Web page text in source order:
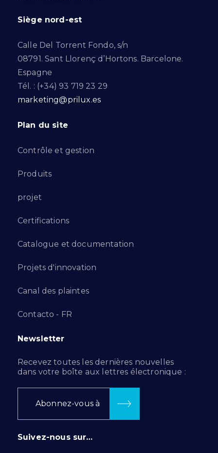
Siège nord-est
Calle Del Torrent Fondo, s/n
08791. Sant Llorenç d’Hortons. Barcelone.
Espagne
Tél. : (+34) 93 719 23 29
marketing@prilux.es
Plan du site
Contrôle et gestion
Produits
projet
Certifications
Catalogue et documentation
Projets d'innovation
Canal des plaintes
Contacto - FR
Newsletter
Recevez toutes les dernières nouvelles
dans votre boîte aux lettres électronique :
Abonnez-vous à
Suivez-nous sur…